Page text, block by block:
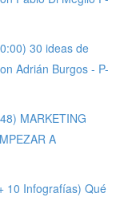
30 ideas de
Adrián Burgos - P-
MARKETING
A
10 Infografías) Qué